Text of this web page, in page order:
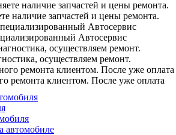
наличие запчастей и цены ремонта.
Автосервис
осуществляем ремонт.
ремонта клиентом. После уже оплата
автомобиле